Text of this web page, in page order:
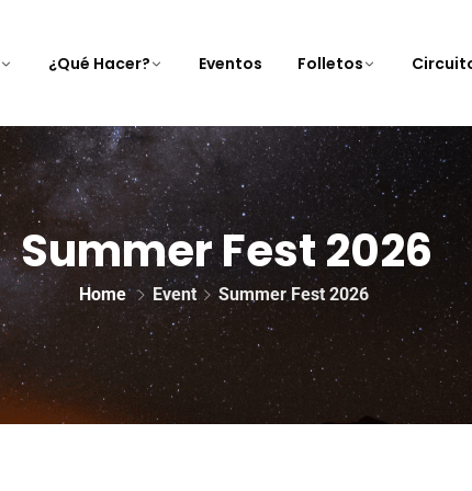
¿Qué Hacer? Eventos Folletos
Summer Fest 2026
Home Event Summer Fest 2026